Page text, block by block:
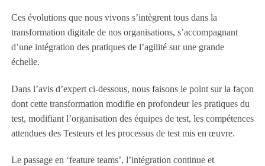
Ces évolutions que nous vivons s’intègrent tous dans la
transformation digitale de nos organisations, s’accompagnant
d’une intégration des pratiques de l’agilité sur une grande
échelle.
Dans l’avis d’expert ci-dessous, nous faisons le point sur la façon
dont cette transformation modifie en profondeur les pratiques du
test, modifiant l’organisation des équipes de test, les compétences
attendues des Testeurs et les processus de test mis en œuvre.
Le passage en ‘feature teams’, l’intégration continue et